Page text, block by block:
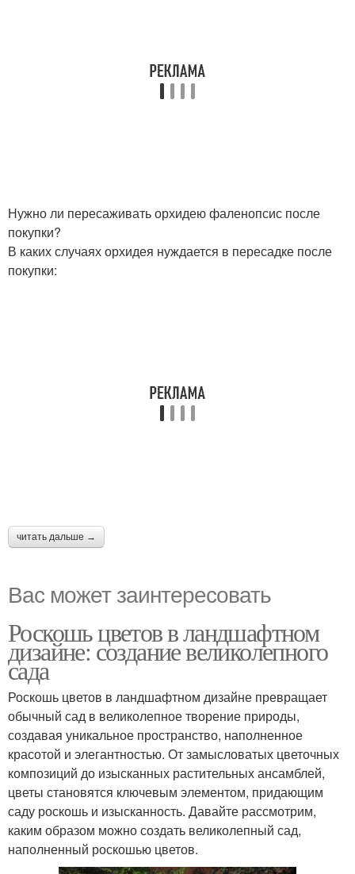
Нужно ли пересаживать орхидею фаленопсис после
покупки?
В каких случаях орхидея нуждается в пересадке после
покупки:
читать дальше →
Вас может заинтересовать
Роскошь цветов в ландшафтном
дизайне: создание великолепного
сада
Роскошь цветов в ландшафтном дизайне превращает
обычный сад в великолепное творение природы,
создавая уникальное пространство, наполненное
красотой и элегантностью. От замысловатых цветочных
композиций до изысканных растительных ансамблей,
цветы становятся ключевым элементом, придающим
саду роскошь и изысканность. Давайте рассмотрим,
каким образом можно создать великолепный сад,
наполненный роскошью цветов.